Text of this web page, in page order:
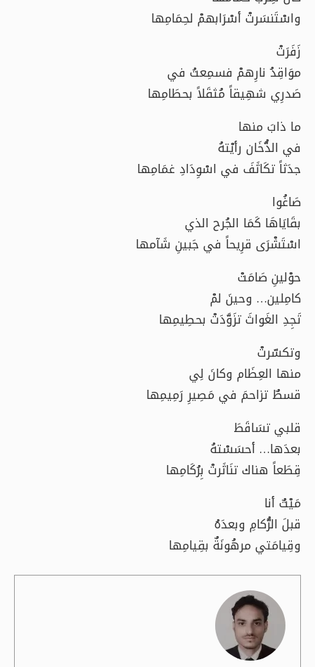
واسْتَنسَرتْ أسْرَابهمْ لحِمَامِها
زَفَرَتْ
موَاقِدُ نارِهمْ فسمِعتُ في
صَدرِي شهِيقاً مُثقَلاً بحطَامِها
ما ذابَ منها
في الدُّخَان رأيْتهُ
جدَثاً تكَاثَفَ في اسْوِدَادِ غمَامِها
صَاغُوا
بقَايَاهَا كَمَا الجُرح الذي
اسْتَشْرَى قرِيحاً في جَبينِ شَآمها
حوْلينِ صَامَتْ
كامِلين… وحينَ لمْ
تَجِدِ الغَواثَ تزَوَّدَتْ بحطِيمِها
وتكسّرتْ
منها العِظَام وكانَ لِي
قسطٌ تزاحمَ في مَصِيرِ رَمِيمِها
قلبي تسَاقَطَ
بعدَها… أحسَسْتهُ
قِطَعاً هناك تنَاثَرتْ بِرُكَامِها
مَيْتٌ أنا
قبلَ الرُّكامِ وبعدَهُ
وقِيامَتي مرهُونَةٌ بقِيامِها